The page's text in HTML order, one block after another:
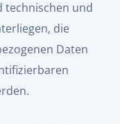
technischen und
die
Daten